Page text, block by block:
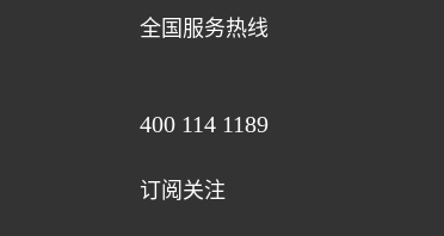
全国服务热线
400 114 1189
订阅关注